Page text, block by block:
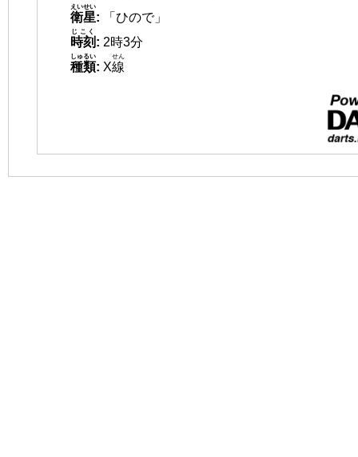
衛星
えいせい
:
「ひので」
時刻
じこく
: 2時3分
種類
しゅるい
: X線
せん